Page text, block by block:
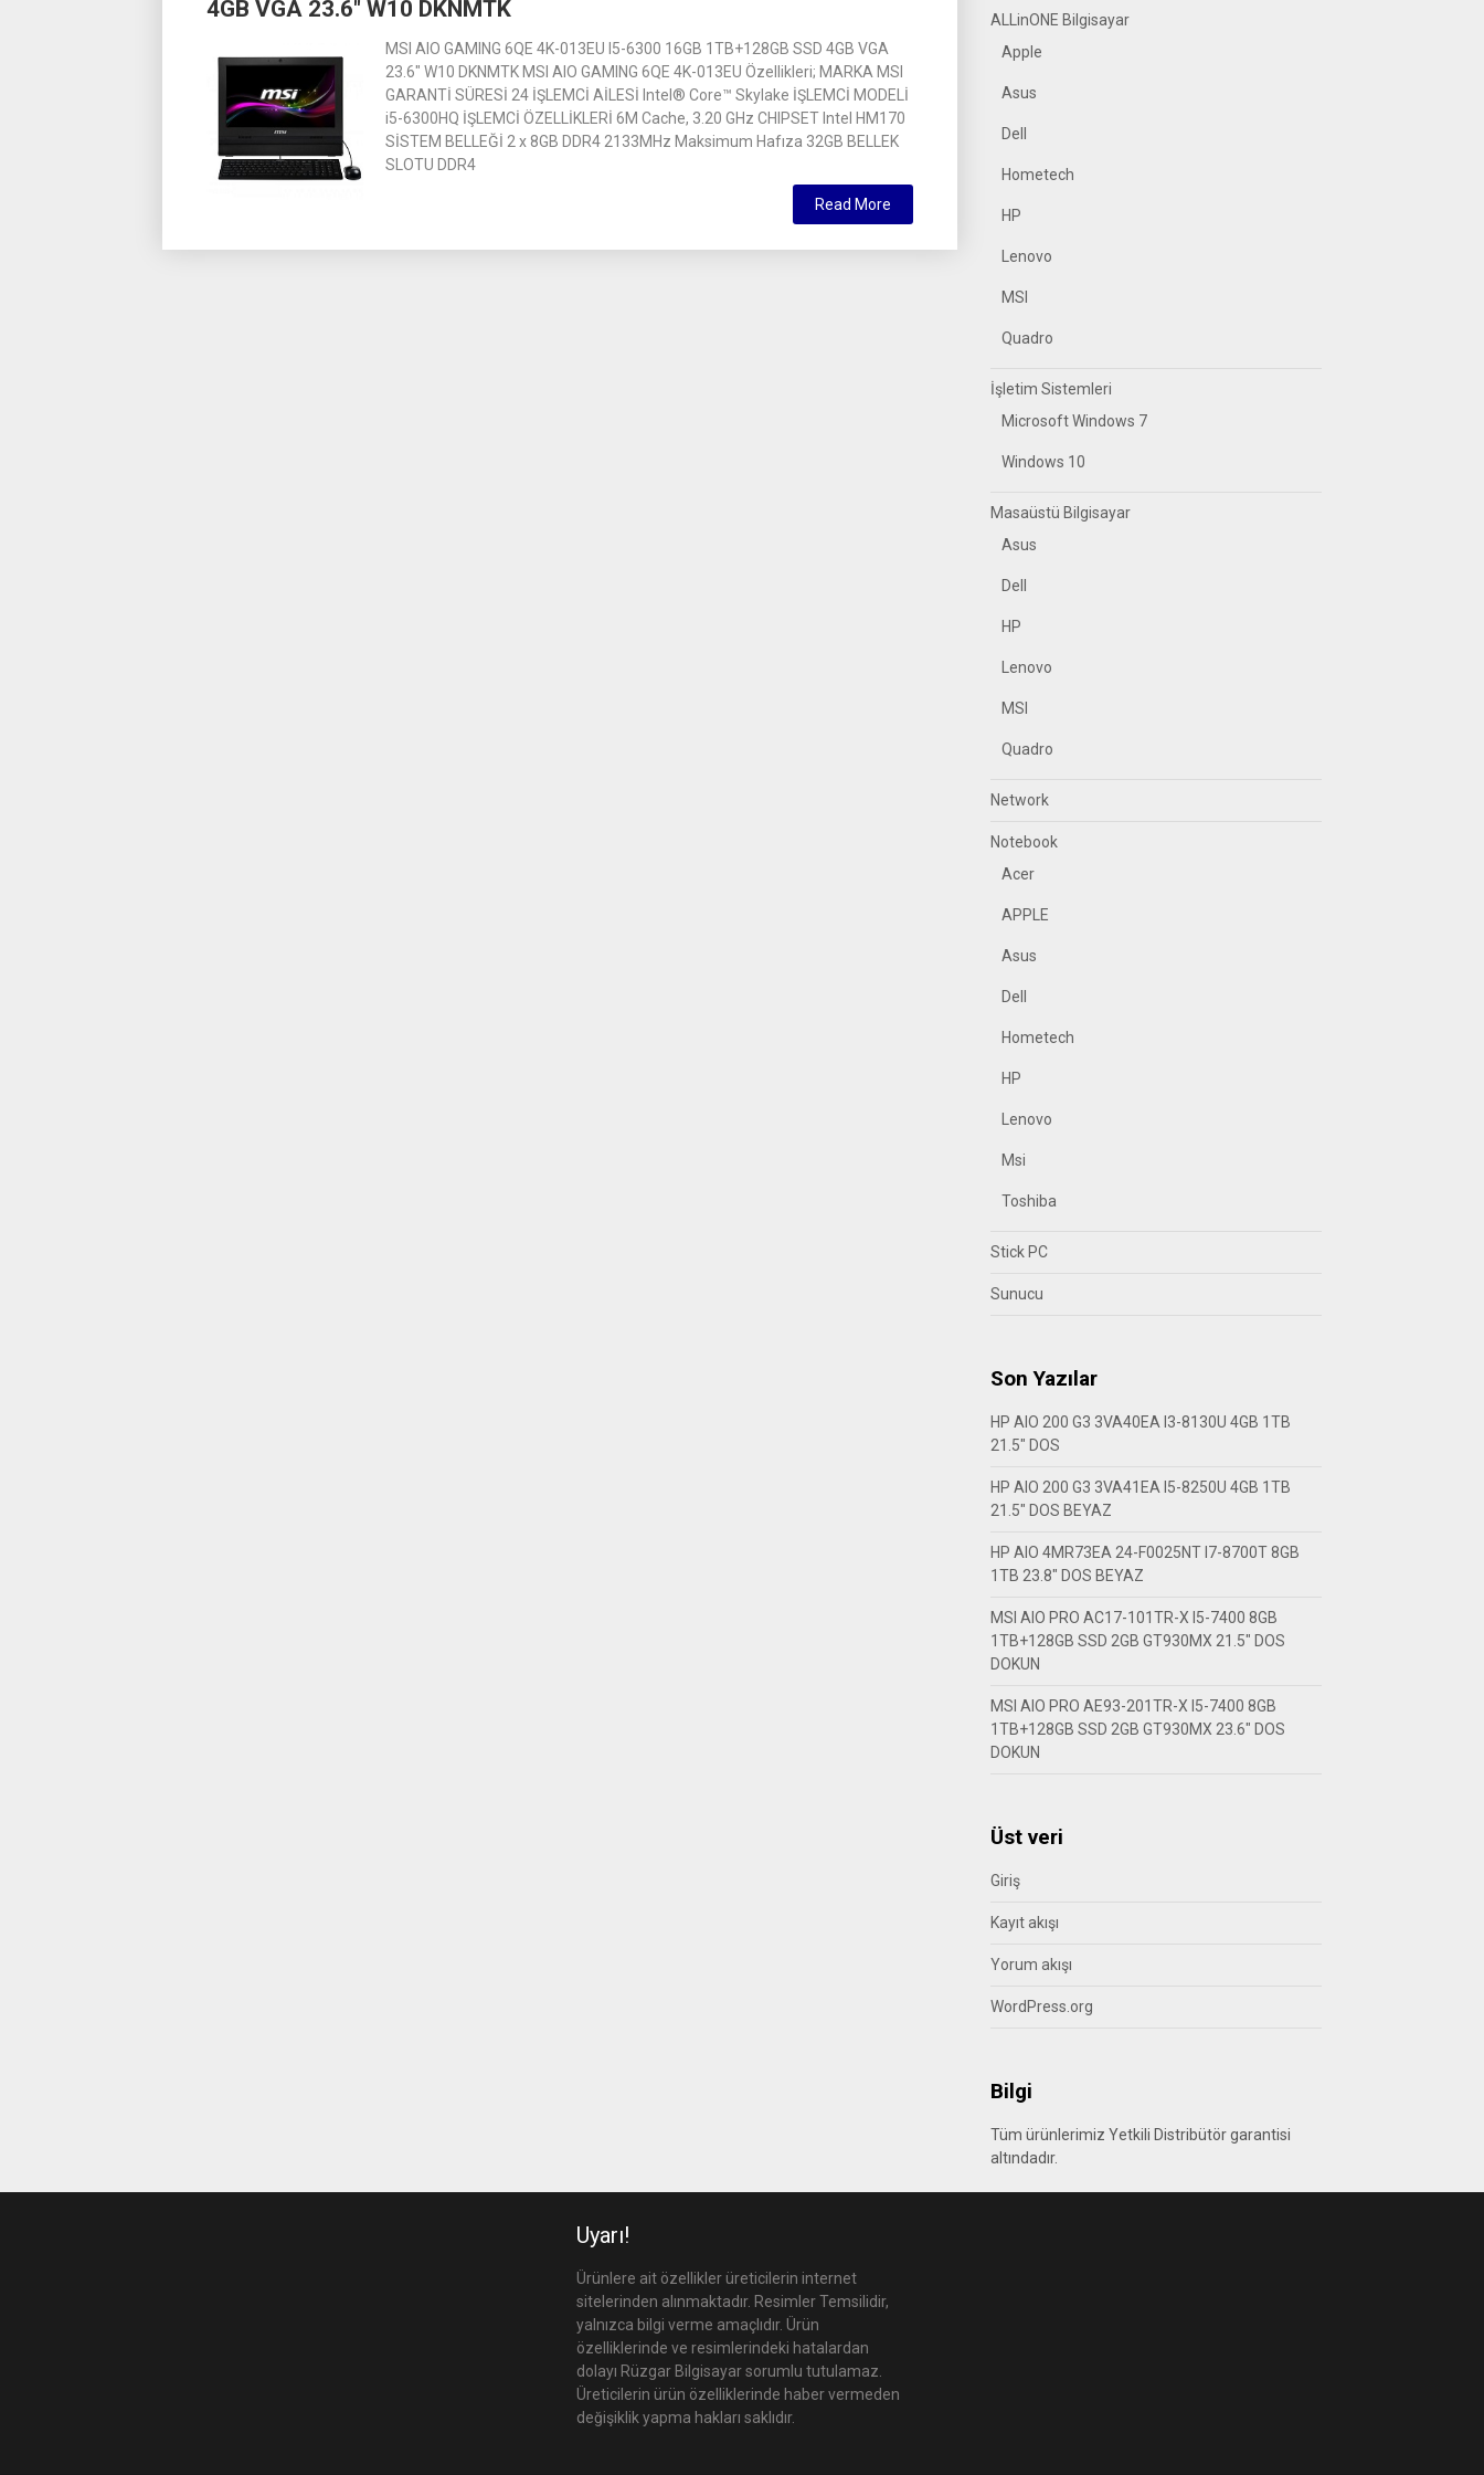
4GB VGA 23.6″ W10 DKNMTK
MSI AIO GAMING 6QE 4K-013EU I5-6300 16GB 1TB+128GB SSD 4GB VGA
23.6″ W10 DKNMTK MSI AIO GAMING 6QE 4K-013EU Özellikleri; MARKA MSI
GARANTİ SÜRESİ 24 İŞLEMCİ AİLESİ Intel® Core™ Skylake İŞLEMCİ MODELİ
i5-6300HQ İŞLEMCİ ÖZELLİKLERİ 6M Cache, 3.20 GHz CHIPSET Intel HM170
SİSTEM BELLEĞİ 2 x 8GB DDR4 2133MHz Maksimum Hafıza 32GB BELLEK
SLOTU DDR4
Read More
ALLinONE Bilgisayar
Apple
Asus
Dell
Hometech
HP
Lenovo
MSI
Quadro
İşletim Sistemleri
Microsoft Windows 7
Windows 10
Masaüstü Bilgisayar
Asus
Dell
HP
Lenovo
MSI
Quadro
Network
Notebook
Acer
APPLE
Asus
Dell
Hometech
HP
Lenovo
Msi
Toshiba
Stick PC
Sunucu
Son Yazılar
HP AIO 200 G3 3VA40EA I3-8130U 4GB 1TB
21.5″ DOS
HP AIO 200 G3 3VA41EA I5-8250U 4GB 1TB
21.5″ DOS BEYAZ
HP AIO 4MR73EA 24-F0025NT I7-8700T 8GB
1TB 23.8″ DOS BEYAZ
MSI AIO PRO AC17-101TR-X I5-7400 8GB
1TB+128GB SSD 2GB GT930MX 21.5″ DOS
DOKUN
MSI AIO PRO AE93-201TR-X I5-7400 8GB
1TB+128GB SSD 2GB GT930MX 23.6″ DOS
DOKUN
Üst veri
Giriş
Kayıt akışı
Yorum akışı
WordPress.org
Bilgi
Tüm ürünlerimiz Yetkili Distribütör garantisi
altındadır.
Uyarı!
Ürünlere ait özellikler üreticilerin internet
sitelerinden alınmaktadır. Resimler Temsilidir,
yalnızca bilgi verme amaçlıdır. Ürün
özelliklerinde ve resimlerindeki hatalardan
dolayı Rüzgar Bilgisayar sorumlu tutulamaz.
Üreticilerin ürün özelliklerinde haber vermeden
değişiklik yapma hakları saklıdır.